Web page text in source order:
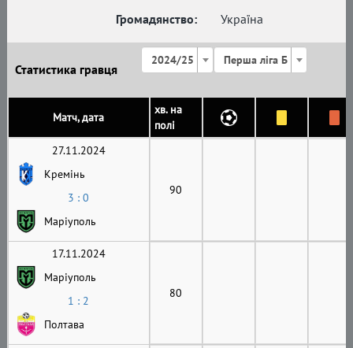
Громадянство:
Україна
Статистика гравця
2024/25 Перша ліга Б
Матч, дата
хв. на
полі
27.11.2024
Кремінь
3 : 0
Маріуполь
90
17.11.2024
Маріуполь
1 : 2
Полтава
80